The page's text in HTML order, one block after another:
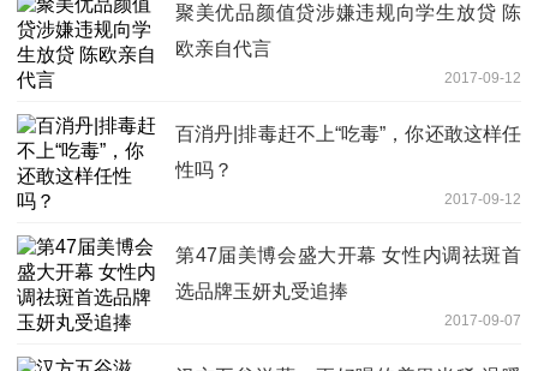
聚美优品颜值贷涉嫌违规向学生放贷 陈
欧亲自代言
2017-09-12
百消丹|排毒赶不上“吃毒”，你还敢这样任
性吗？
2017-09-12
第47届美博会盛大开幕 女性内调祛斑首
选品牌玉妍丸受追捧
2017-09-07